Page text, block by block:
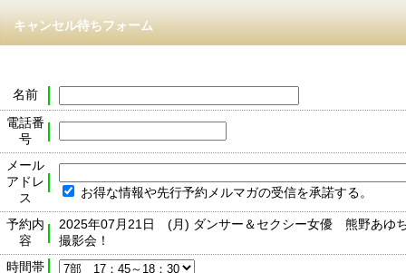
キャンセル待ちフォーム
名前
電話番
号
メール
アドレ
ス
お得な情報や先行予約メルマガの受信を承諾する。
予約内
容
2025年07月21日 (月) ダンサー＆セクシー女優 熊野あゆ
撮影会！
時間帯